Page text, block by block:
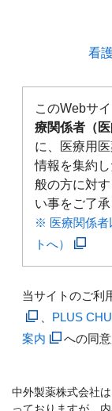
看
このWebサイ
療関係者（医
に、医療用
情報を集約
般の方に対
い事をご了承
※ 医療関係者
トへ）
当サイトのご利
PLUS
案内
への同意
中外製薬株式会社
っておりますが、